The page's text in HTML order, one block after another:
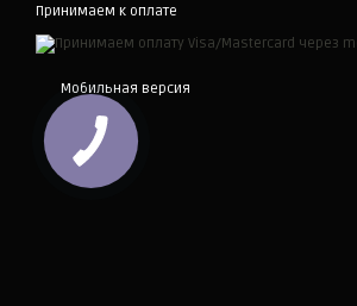
Принимаем к оплате
Мобильная версия